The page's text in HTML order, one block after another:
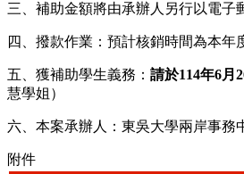
三、補助金額將由承辦人另行以電子
四、撥款作業：預計核銷時間為本年
五、獲補助學生義務： 請於114年6月
慧學姐）
六、本案承辦人：東吳大學兩岸事務
附件